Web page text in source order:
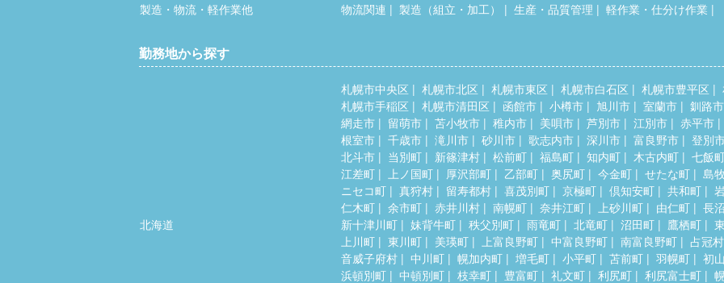
製造・物流・軽作業他
物流関連 製造（組立・加工） 生産・品質管理 軽作業・仕分け作業
勤務地から探す
北海道
札幌市中央区 札幌市北区 札幌市東区 札幌市白石区 札幌市豊平区
札幌市手稲区
札幌市清田区 函館市 小樽市 旭川市 室蘭市
釧路市
網走市
留萌市 苫小牧市 稚内市 美唄市 芦別市 江別市
赤平市
根室市
千歳市 滝川市 砂川市 歌志内市 深川市 富良野市
登別
北斗市
当別町 新篠津村 松前町 福島町 知内町 木古内町
七飯
江差町
上ノ国町 厚沢部町 乙部町 奥尻町 今金町 せたな町
島
ニセコ町
真狩村 留寿都村 喜茂別町 京極町 倶知安町 共和町
仁木町
余市町 赤井川村 南幌町 奈井江町 上砂川町 由仁町
長
新十津川町
妹背牛町 秩父別町 雨竜町 北竜町 沼田町 鷹栖町
上川町
東川町 美瑛町 上富良野町 中富良野町 南富良野町
占冠村
音威子府村
中川町 幌加内町 増毛町 小平町 苫前町 羽幌町
初
浜頓別町
中頓別町 枝幸町 豊富町 礼文町 利尻町 利尻富士町